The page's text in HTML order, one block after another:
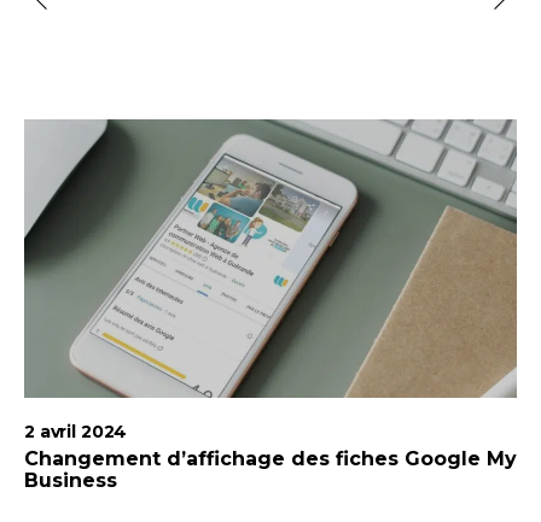
2 avril 2024
Changement d’affichage des fiches Google My
Business